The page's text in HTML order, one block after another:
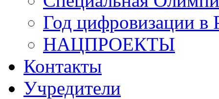
Год цифровизации в
НАЦПРОЕКТЫ
Контакты
Учредители